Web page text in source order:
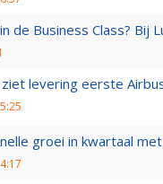
de Business Class? Bij
ziet levering eerste
groei in kwartaal